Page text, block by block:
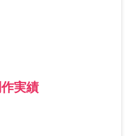
実績